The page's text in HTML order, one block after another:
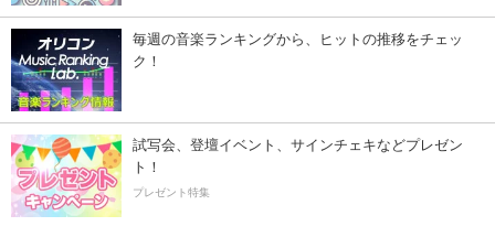
毎週の音楽ランキングから、ヒットの推移をチェッ
ク！
試写会、登壇イベント、サインチェキなどプレゼン
ト！
プレゼント特集